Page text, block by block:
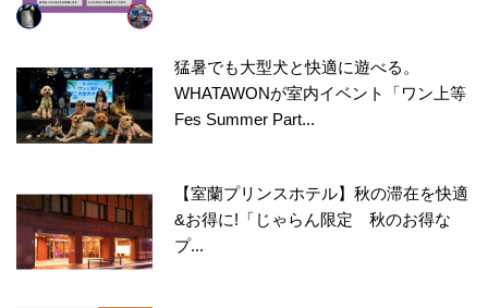
猛暑でも大型犬と快適に遊べる。
WHATAWONが室内イベント「ワン上等
Fes Summer Part...
【室蘭プリンスホテル】秋の滞在を快適
&お得に!「じゃらん限定 秋のお得な
プ...